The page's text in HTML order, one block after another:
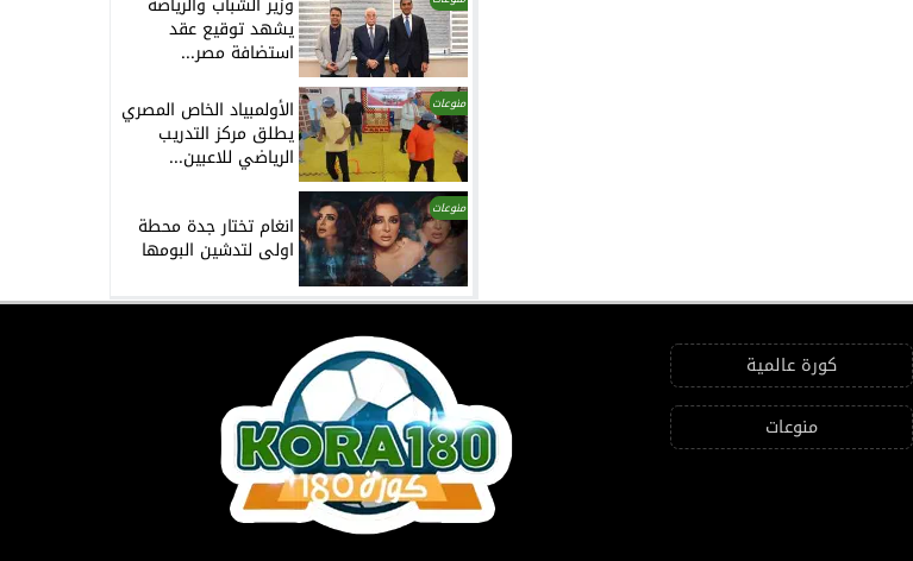
يشهد توقيع عقد
استضافة مصر...
منوعات الأولمبياد الخاص المصري
يطلق مركز التدريب
الرياضي للاعبين...
منوعات
انغام تختار جدة محطة
اولى لتدشين البومها
كورة عالمية
منوعات